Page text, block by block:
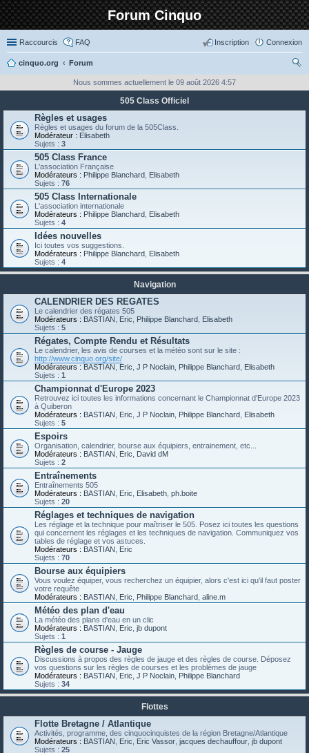
Forum Cinquo
Raccourcis FAQ Connexion
Inscription
cinquo.org
Forum
ch
Nous sommes actuellement le 09 août 2026 4:57
505 Class Officiel
Règles et usages
Règles et usages du forum de la 505Class.
Modérateur : Elisabeth
Sujets : 3
505 Class France
L'association Française
Modérateurs : Philippe Blanchard Elisabeth
Sujets : 76
505 Class Internationale
L'association internationale
Modérateurs : Philippe Blanchard Elisabeth
Sujets : 4
Idées nouvelles
Ici toutes vos suggestions.
Modérateurs : Philippe Blanchard Elisabeth
Sujets : 4
Navigation
CALENDRIER DES REGATES
Le calendrier des régates 505
Modérateurs : BASTIAN Eric Philippe Blanchard Elisabeth
Sujets : 5
Régates, Compte Rendu et Résultats
Le calendrier, les avis de courses et la météo sont sur le site :
http://www.cinquo.org/site/
Modérateurs : BASTIAN Eric J P Noclain Philippe Blanchard Elisabeth
Sujets : 1
Championnat d'Europe 2023
Retrouvez ici toutes les informations concernant le Championnat d'Europe 2023
à Quiberon
Modérateurs : BASTIAN Eric J P Noclain Philippe Blanchard Elisabeth
Sujets : 5
Espoirs
Organisation, calendrier, bourse aux équipiers, entrainement, etc...
Modérateurs : BASTIAN Eric
David dM
Sujets : 2
Entraînements
Entraînements 505
Modérateurs : BASTIAN Eric Elisabeth ph.boite
Sujets : 20
Réglages et techniques de navigation
Les réglage et la technique pour maîtriser le 505. Posez ici toutes les questions
qui concernent les réglages et les techniques de navigation. Communiquez vos
tables de réglage et vos astuces.
Modérateurs : BASTIAN
Eric
Sujets : 70
Bourse aux équipiers
Vous voulez équiper, vous recherchez un équipier, alors c'est ici qu'il faut poster
votre requête
Modérateurs : BASTIAN Eric Philippe Blanchard aline.m
Météo des plan d'eau
La météo des plans d'eau en un clic
Modérateurs : BASTIAN Eric jb dupont
Sujets : 1
Règles de course - Jauge
Discussions à propos des règles de jauge et des règles de course. Déposez
vos questions sur les règles de courses et les problèmes de jauge
Modérateurs : BASTIAN Eric J P Noclain Philippe Blanchard
Sujets : 34
Flottes
Flotte Bretagne / Atlantique
Activités, programme, des cinquocinquistes de la région Bretagne/Atlantique
Modérateurs : BASTIAN Eric Eric Vassor jacques dechauffour jb dupont
Sujets : 25